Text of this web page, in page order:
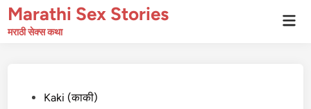
Skip
toMarathi Sex Stories
मराठी सेक्स कथा
PostedKaki (काकी)